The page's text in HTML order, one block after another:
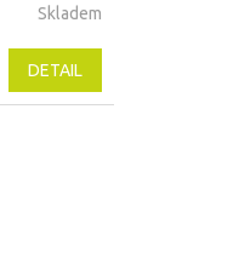
Skladem
DETAIL